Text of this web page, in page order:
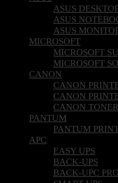
ASUS
ASUS
ASUS
MICROSOFT
MICROSOFT
MICROSOFT
CANON
CANON
CANON
CANON TONER
PANTUM
PANTUM
APC
EASY UPS
BACK-UPS
BACK-UPC PRO